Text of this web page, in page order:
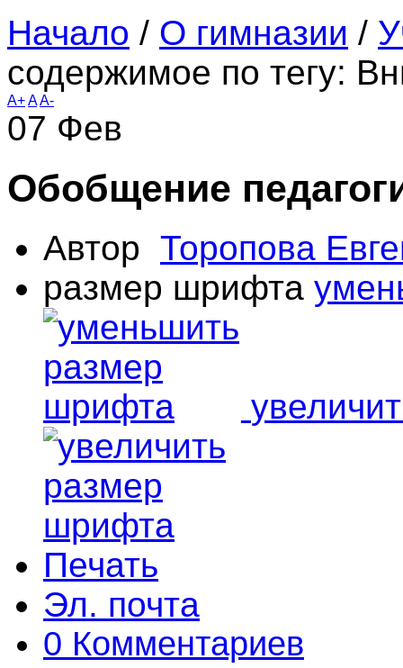
Начало / О гимназии /
содержимое по тегу:
A+AA-
07 Фев
Обобщение
Автор Торопова
размер шрифта
Печать
Эл. почта
0 Комментариев